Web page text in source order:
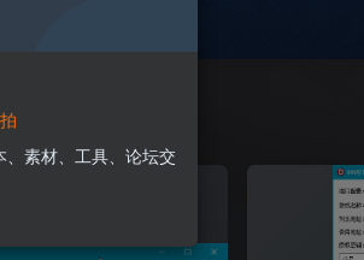
素材、工具、论坛交